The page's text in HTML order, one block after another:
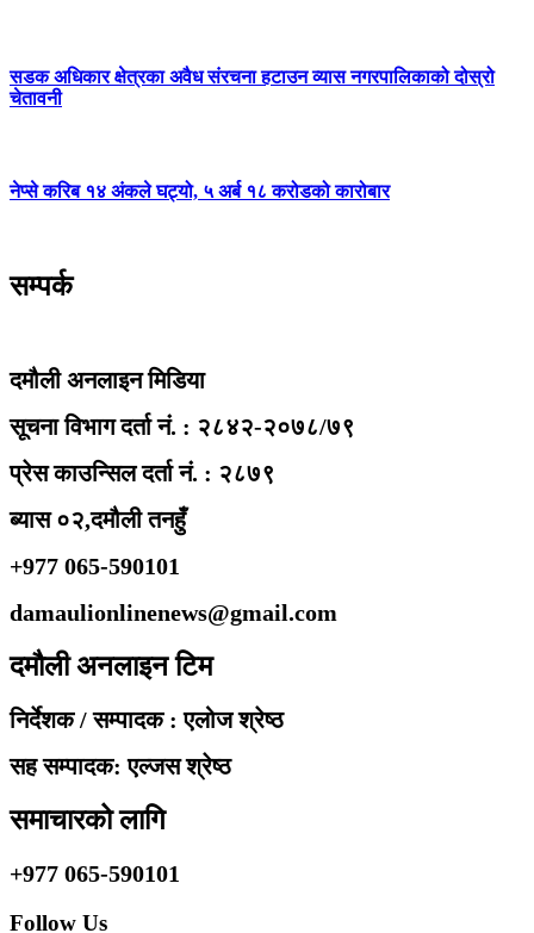
सडक अधिकार क्षेत्रका अवैध संरचना हटाउन व्यास नगरपालिकाको दोस्रो
चेतावनी
नेप्से करिब १४ अंकले घट्यो, ५ अर्ब १८ करोडको कारोबार
सम्पर्क
दमौली अनलाइन मिडिया
सूचना विभाग दर्ता नं. : २८४२-२०७८/७९
प्रेस काउन्सिल दर्ता नं. : २८७९
ब्यास ०२,दमौली तनहुँ
+977 065-590101
damaulionlinenews@gmail.com
दमौली अनलाइन टिम
निर्देशक / सम्पादक : एलोज श्रेष्ठ
सह सम्पादक: एल्जस श्रेष्ठ
समाचारको लागि
+977 065-590101
Follow Us